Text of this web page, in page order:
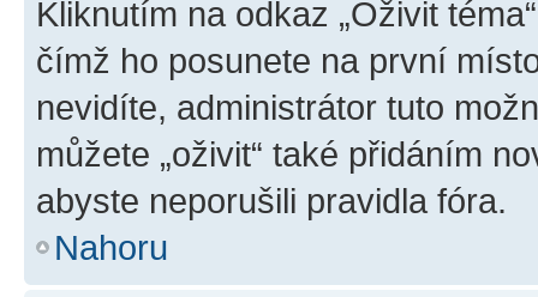
Kliknutím na odkaz „Oživit
čímž ho posunete na první
nevidíte, administrátor tuto
můžete „oživit“ také přidáním
abyste neporušili pravidla fóra.
Nahoru